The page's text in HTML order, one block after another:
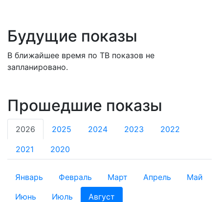
Будущие показы
В ближайшее время по ТВ показов не
запланировано.
Прошедшие показы
2026 2025 2024 2023 2022
2021 2020
Январь Февраль Март Апрель
Май
Июнь
Июль Август